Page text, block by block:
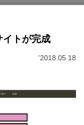
イトが完成
'2018.05.18